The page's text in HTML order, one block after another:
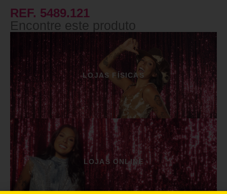
REF. 5489.121
Encontre este produto
LOJAS FÍSICAS
LOJAS ONLINE